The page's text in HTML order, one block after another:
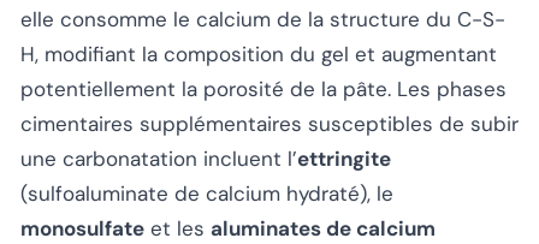
elle consomme le calcium de la structure du C-S-
H, modifiant la composition du gel et augmentant
potentiellement la porosité de la pâte. Les phases
cimentaires supplémentaires susceptibles de subir
une carbonatation incluent l’ettringite
(sulfoaluminate de calcium hydraté), le
monosulfate et les aluminates de calcium